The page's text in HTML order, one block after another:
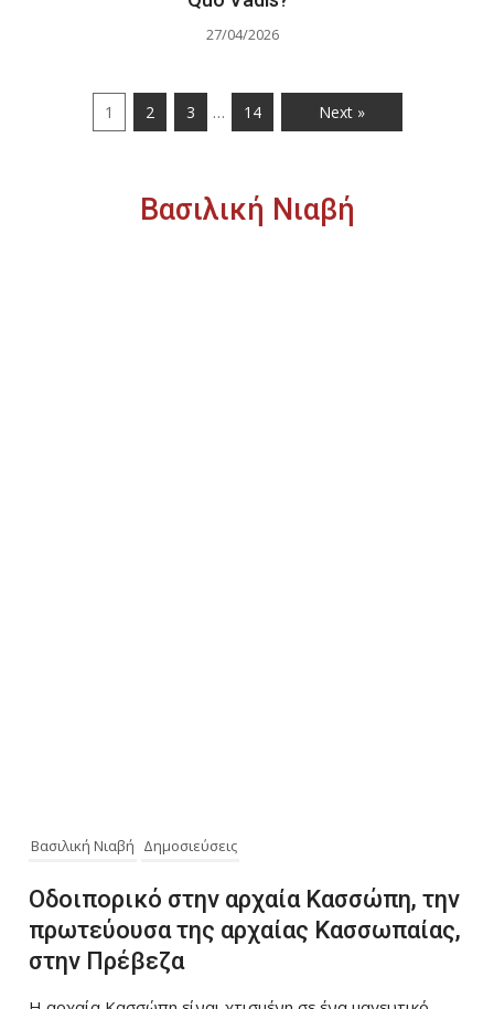
27/04/2026
1 2 3 … 14 Next »
Βασιλική Νιαβή
Βασιλική Νιαβή Δημοσιεύσεις
Οδοιπορικό στην αρχαία Κασσώπη, την
πρωτεύουσα της αρχαίας Κασσωπαίας,
στην Πρέβεζα